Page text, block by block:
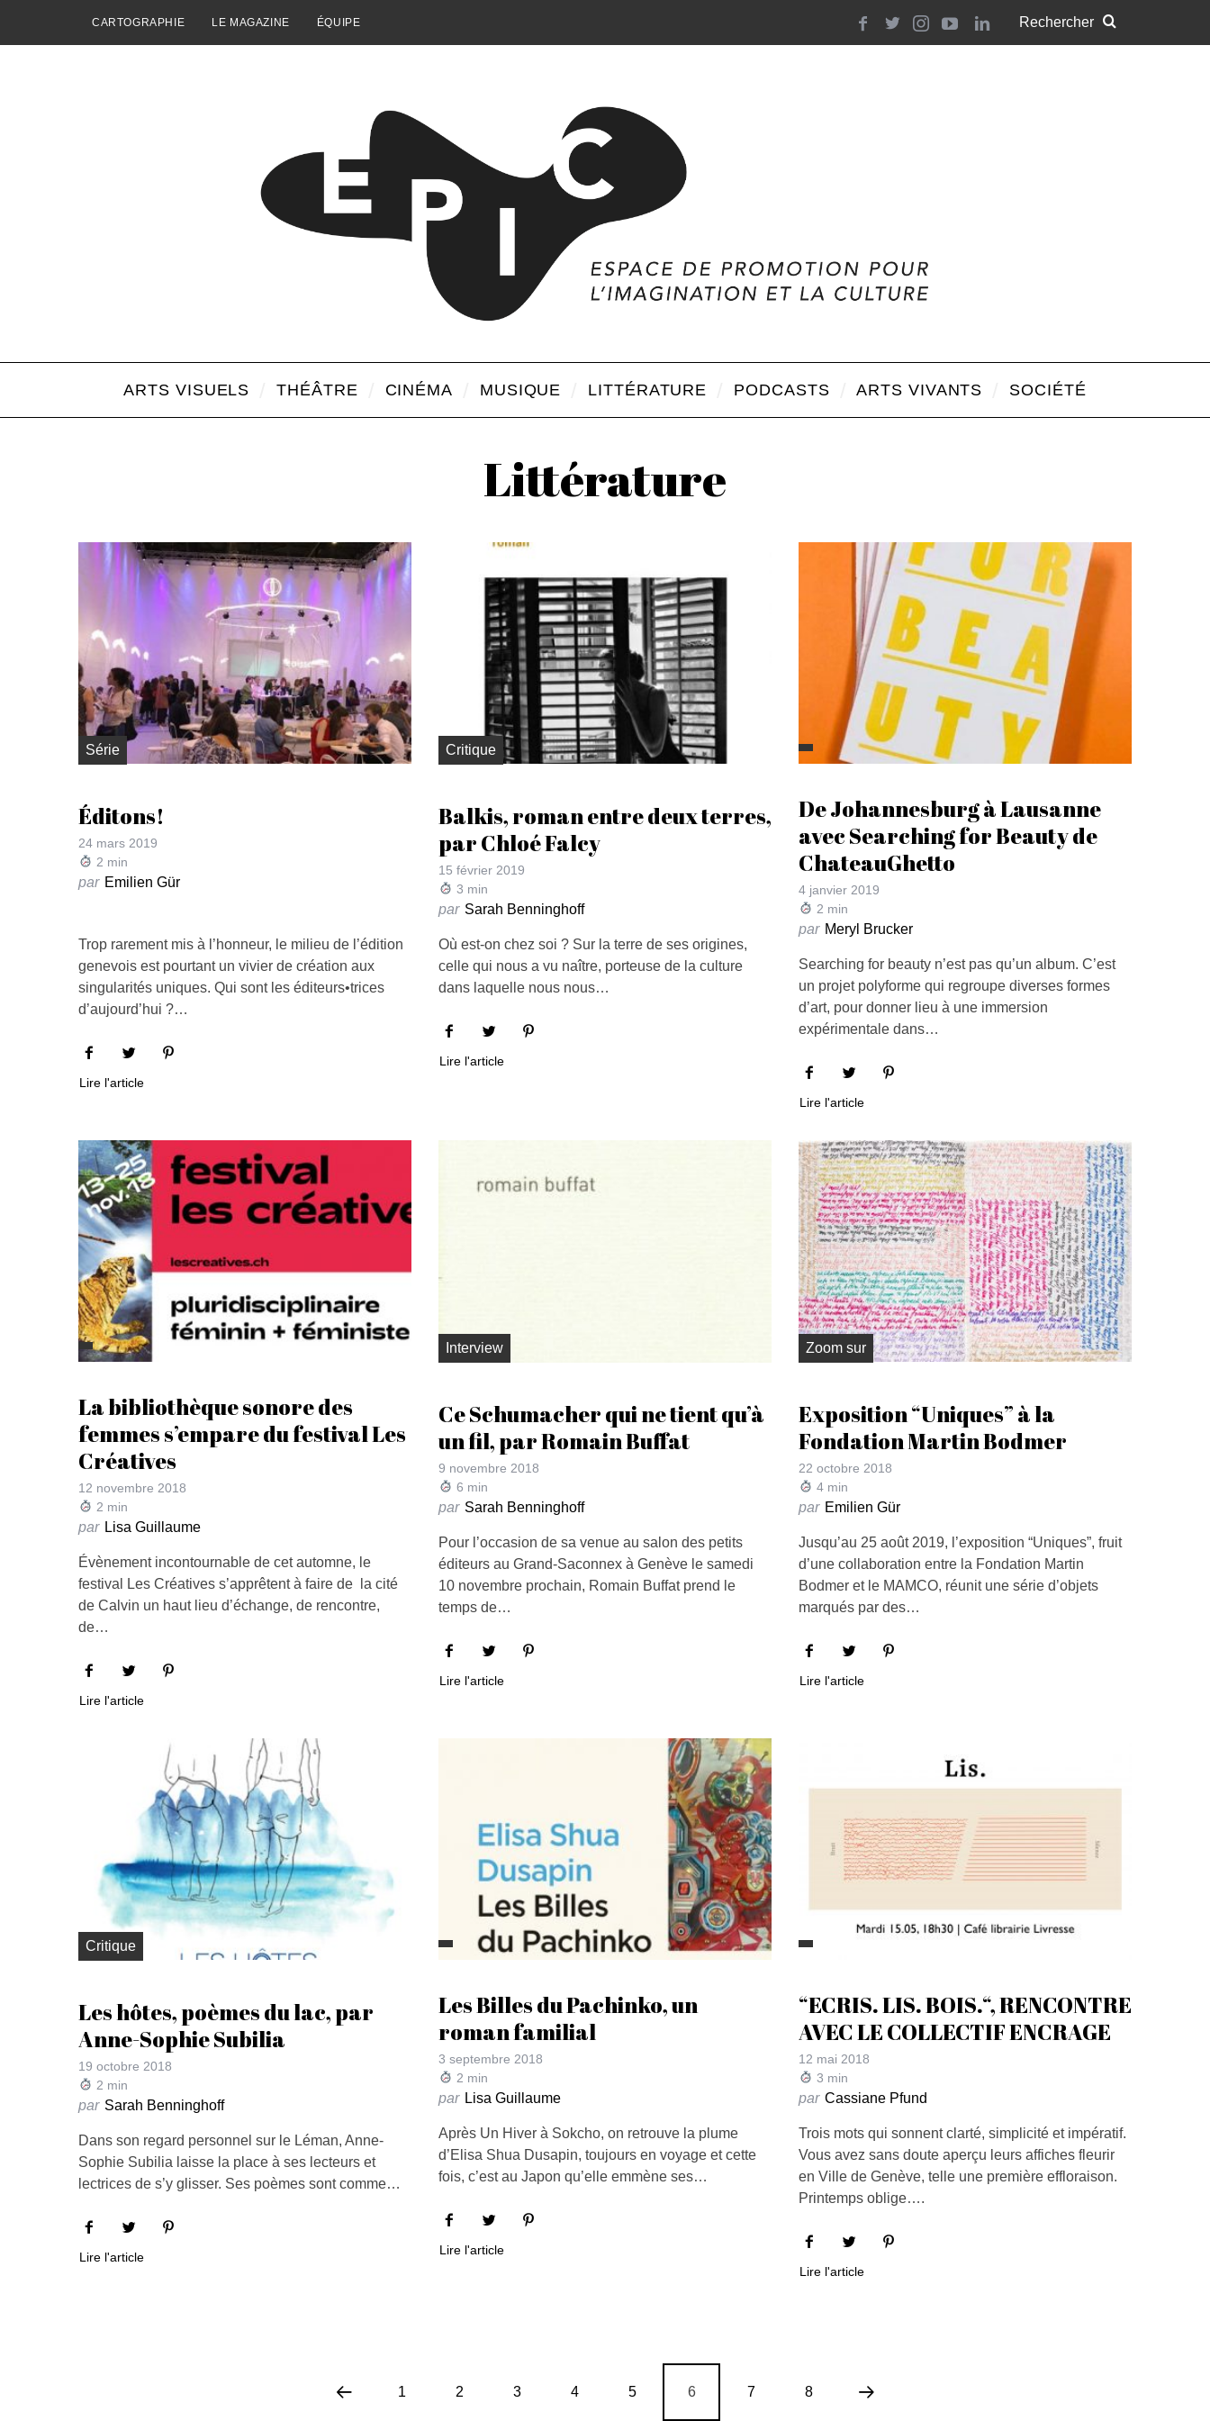
CARTOGRAPHIE LE MAGAZINE ÉQUIPE
ARTS VISUELS THÉÂTRE CINÉMA MUSIQUE LITTÉRATURE PODCASTS ARTS VIVANTS SOCIÉTÉ
Littérature
Série
Éditons!
24 mars 2019
2 min
par Emilien Gür
Trop rarement mis à l’honneur, le milieu de l’édition
genevois est pourtant un vivier de création aux
singularités uniques. Qui sont les éditeurs•trices
d’aujourd’hui ?…
Lire l'article
Critique
Balkis, roman entre deux terres,
par Chloé Falcy
15 février 2019
3 min
par Sarah Benninghoff
Où est-on chez soi ? Sur la terre de ses origines,
celle qui nous a vu naître, porteuse de la culture
dans laquelle nous nous…
Lire l'article
De Johannesburg à Lausanne
avec Searching for Beauty de
ChateauGhetto
4 janvier 2019
2 min
par Meryl Brucker
Searching for beauty n’est pas qu’un album. C’est
un projet polyforme qui regroupe diverses formes
d’art, pour donner lieu à une immersion
expérimentale dans…
Lire l'article
La bibliothèque sonore des
femmes s’empare du festival Les
Créatives
12 novembre 2018
2 min
par Lisa Guillaume
Évènement incontournable de cet automne, le
festival Les Créatives s’apprêtent à faire de la cité
de Calvin un haut lieu d’échange, de rencontre,
de…
Lire l'article
Interview
Ce Schumacher qui ne tient qu’à
un fil, par Romain Buffat
9 novembre 2018
6 min
par Sarah Benninghoff
Pour l’occasion de sa venue au salon des petits
éditeurs au Grand-Saconnex à Genève le samedi
10 novembre prochain, Romain Buffat prend le
temps de…
Lire l'article
Zoom sur
Exposition “Uniques” à la
Fondation Martin Bodmer
22 octobre 2018
4 min
par Emilien Gür
Jusqu’au 25 août 2019, l’exposition “Uniques”, fruit
d’une collaboration entre la Fondation Martin
Bodmer et le MAMCO, réunit une série d’objets
marqués par des…
Lire l'article
Critique
Les hôtes, poèmes du lac, par
Anne-Sophie Subilia
19 octobre 2018
2 min
par Sarah Benninghoff
Dans son regard personnel sur le Léman, Anne-
Sophie Subilia laisse la place à ses lecteurs et
lectrices de s’y glisser. Ses poèmes sont comme…
Lire l'article
Les Billes du Pachinko, un
roman familial
3 septembre 2018
2 min
par Lisa Guillaume
Après Un Hiver à Sokcho, on retrouve la plume
d’Elisa Shua Dusapin, toujours en voyage et cette
fois, c’est au Japon qu’elle emmène ses…
Lire l'article
“ECRIS. LIS. BOIS.“, RENCONTRE
AVEC LE COLLECTIF ENCRAGE
12 mai 2018
3 min
par Cassiane Pfund
Trois mots qui sonnent clarté, simplicité et impératif.
Vous avez sans doute aperçu leurs affiches fleurir
en Ville de Genève, telle une première effloraison.
Printemps oblige….
Lire l'article
1 2 3 4 5 6 7 8